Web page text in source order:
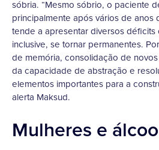
sóbria. “Mesmo sóbrio, o paciente
principalmente após vários de anos
tende a apresentar diversos
inclusive, se tornar permanentes.
de memória, consolidação de
da capacidade de abstração e
elementos importantes para a
alerta Maksud.
Mulheres e